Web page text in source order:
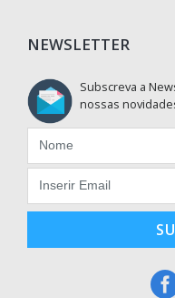
NEWSLETTER
Subscreva a
nossas